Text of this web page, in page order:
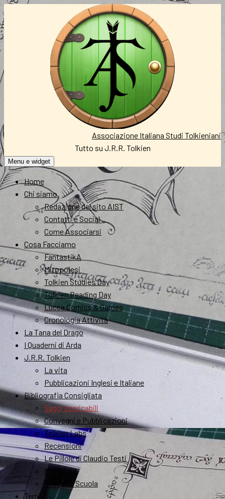
al
contenuto
Associazione Italiana Studi Tolkieniani
Tutto su J.R.R. Tolkien
Menu e widget
Home
Chi siamo
Redazione del sito AIST
Contatti e Social
Come Associarsi
Cosa Facciamo
FantastikA
Mitopoiesi
Tolkien Studies Day
Tolkien Reading Day
Lucca Comics & Games
Cronologia Attività
La Tana del Drago
I Quaderni di Arda
J.R.R. Tolkien
La vita
Pubblicazioni Inglesi e Italiane
Bibliografia Consigliata
Saggi scaricabili
Convegni e Pubblicazioni
Tolkien Labs
Recensioni
Le Pillole di Claudio Testi
Interviste
Tolkien a Scuola
Temi